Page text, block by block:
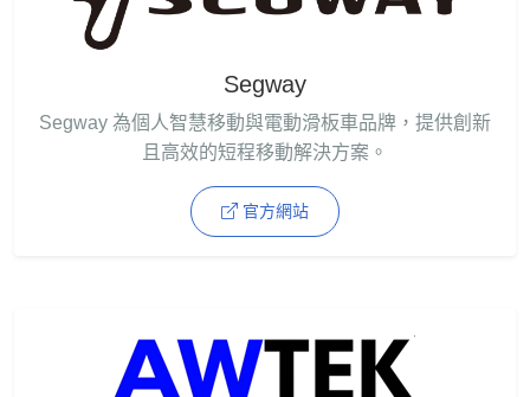
Segway
Segway 為個人智慧移動與電動滑板車品牌，提供創新
且高效的短程移動解決方案。
官方網站